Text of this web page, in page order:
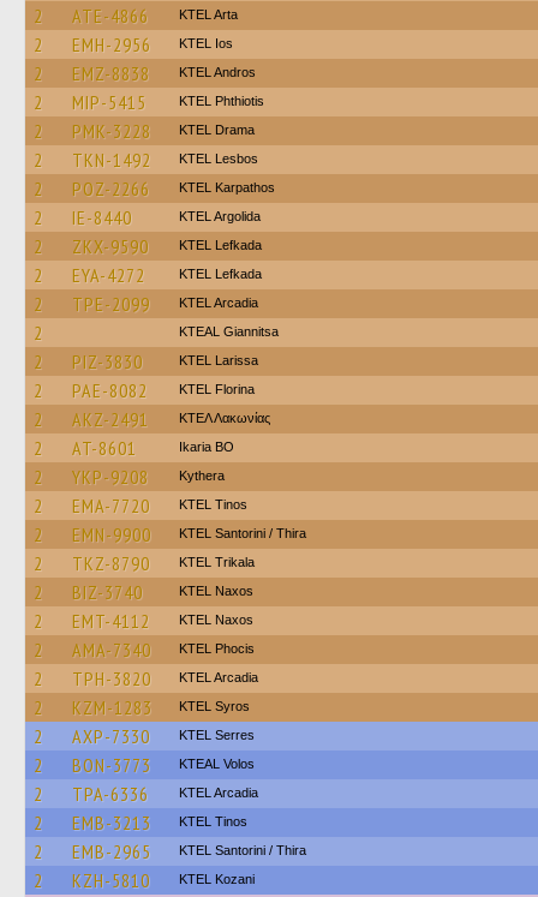
2 ATE-4866 KTEL Arta
2 EMH-2956 KTEL Ios
2 EMZ-8838 KTEL Andros
2 MIP-5415 ΚΤΕL Phthiotis
2 PMK-3228 KTEL Drama
2 TKN-1492 KTEL Lesbos
2 POZ-2266 ΚΤΕL Karpathos
2 IE-8440 KTEL Argolida
2 ZKX-9590 KTEL Lefkada
2 EYA-4272 KTEL Lefkada
2 TPE-2099 KTEL Arcadia
2 KTEAL Giannitsa
2 PIZ-3830 KTEL Larissa
2 PAE-8082 KTEL Florina
2 AKZ-2491 ΚΤΕΛ Λακωνίας
2 AT-8601 Ikaria BO
2 YKP-9208 Kythera
2 EMA-7720 KTEL Tinos
2 EMN-9900 KTEL Santorini / Thira
2 TKZ-8790 ΚΤΕL Τrikala
2 BIZ-3740 KTEL Naxos
2 EMT-4112 KTEL Naxos
2 AMA-7340 ΚΤΕL Phocis
2 TPH-3820 KTEL Arcadia
2 KZM-1283 KTEL Syros
2 AXP-7330 KTEL Serres
2 BON-3773 KTEAL Volos
2 TPA-6336 KTEL Arcadia
2 EMB-3213 KTEL Tinos
2 EMB-2965 KTEL Santorini / Thira
2 KZH-5810 ΚΤΕL Kozani